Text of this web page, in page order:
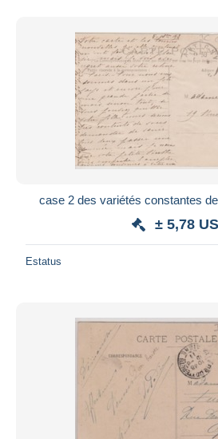
case 2 des variétés constantes
± 5,78
Estatus